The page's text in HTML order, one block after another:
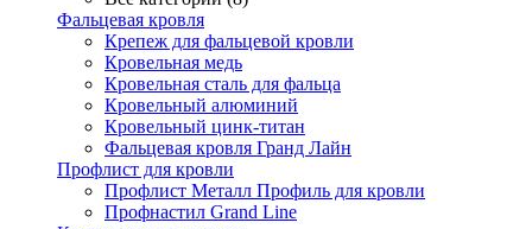
Фальцевая кровля
Крепеж для фальцевой кровли
Кровельная медь
Кровельная сталь для фальца
Кровельный алюминий
Кровельный цинк-титан
Фальцевая кровля Гранд Лайн
Профлист для кровли
Профлист Металл Профиль для кровли
Профнастил Grand Line